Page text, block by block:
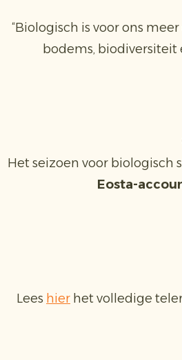
“Biologisch is voor ons
bodems, biodiversiteit
Het seizoen voor biologisch
Eosta-
Lees hier het volledige